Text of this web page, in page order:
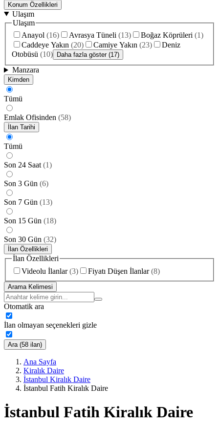
Konum Özellikleri
Ulaşım
Ulaşım
Anayol (16) Avrasya Tüneli (13) Boğaz Köprüleri (1)
Caddeye Yakın (20) Camiye Yakın (23)
Deniz
Otobüsü (10) Daha fazla göster (17)
Manzara
Kimden
Tümü
Emlak Ofisinden (58)
İlan Tarihi
Tümü
Son 24 Saat (1)
Son 3 Gün (6)
Son 7 Gün (13)
Son 15 Gün (18)
Son 30 Gün (32)
İlan Özellikleri
İlan Özellikleri
Videolu İlanlar (3) Fiyatı Düşen İlanlar (8)
Arama Kelimesi
Otomatik ara
İlan olmayan seçenekleri gizle
Ara (58 ilan)
Ana Sayfa
Kiralık Daire
İstanbul Kiralık Daire
İstanbul Fatih Kiralık Daire
İstanbul Fatih Kiralık Daire